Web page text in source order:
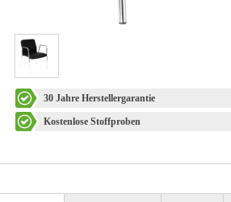
30 Jahre Herstellergarantie
Kostenlose Stoffproben